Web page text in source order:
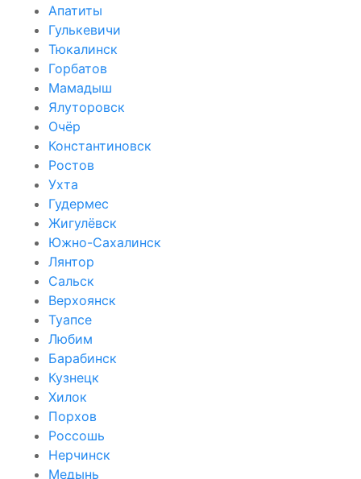
Апатиты
Гулькевичи
Тюкалинск
Горбатов
Мамадыш
Ялуторовск
Очёр
Константиновск
Ростов
Ухта
Гудермес
Жигулёвск
Южно-Сахалинск
Лянтор
Сальск
Верхоянск
Туапсе
Любим
Барабинск
Кузнецк
Хилок
Порхов
Россошь
Нерчинск
Медынь